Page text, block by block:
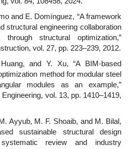
and E. Domínguez, “A framework
structural engineering collaboration
structural optimization,”
vol. 27, pp. 223–239, 2012.
and Y. Xu, “A BIM-based
method for modular steel
modules as an example,”
vol. 13, pp. 1410–1419,
Ayyub, M. F. Shoaib, and M. Bilal,
sustainable structural design
review and industry